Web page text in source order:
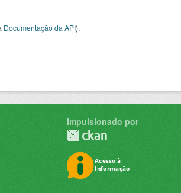
Documentação da API).
Impulsionado por